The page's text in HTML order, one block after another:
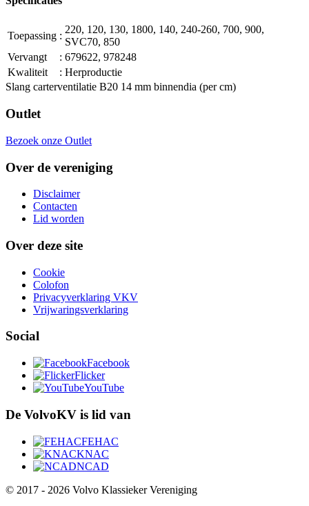
Toepassing :
220, 120, 130, 1800, 140, 240-260, 700, 900,
SVC70, 850
Vervangt
: 679622, 978248
Kwaliteit
: Herproductie
Slang carterventilatie B20 14 mm binnendia (per cm)
Outlet
Bezoek onze Outlet
Over de vereniging
Disclaimer
Contacten
Lid worden
Over deze site
Cookie
Colofon
Privacyverklaring VKV
Vrijwaringsverklaring
Social
Facebook
Flicker
YouTube
De VolvoKV is lid van
FEHAC
KNAC
NCAD
© 2017 - 2026 Volvo Klassieker Vereniging